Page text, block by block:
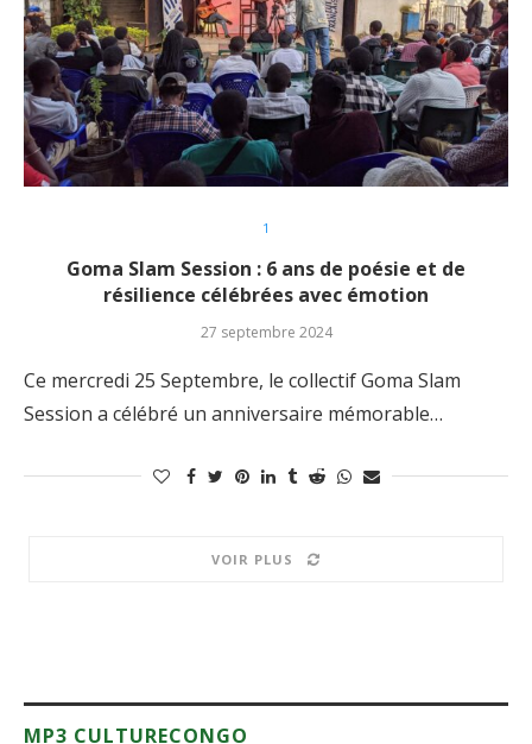
1
Goma Slam Session : 6 ans de poésie et de
résilience célébrées avec émotion
27 septembre 2024
Ce mercredi 25 Septembre, le collectif Goma Slam
Session a célébré un anniversaire mémorable…
VOIR PLUS
MP3 CULTURECONGO